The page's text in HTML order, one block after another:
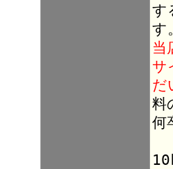
す
す
当
サ
だ
料
何